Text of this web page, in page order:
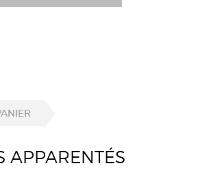
APPARENTÉS